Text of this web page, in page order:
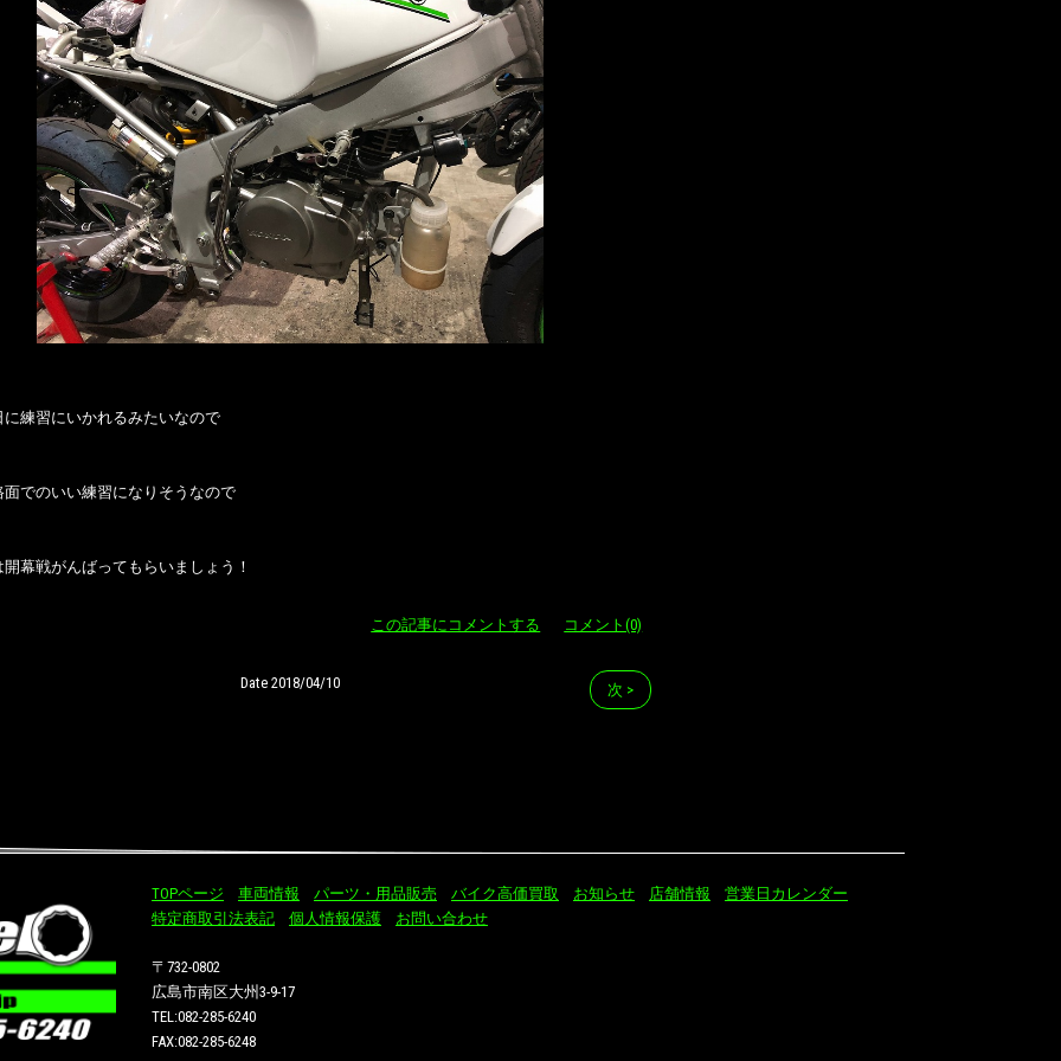
に練習にいかれるみたいなので
面でのいい練習になりそうなので
開幕戦がんばってもらいましょう！
この記事にコメントする コメント(0)
次 >
Date 2018/04/10
TOPページ 車両情報 パーツ・用品販売 バイク高価買取 お知らせ 店舗情報
営業日カレンダー
特定商取引法表記
個人情報保護 お問い合わせ
〒732-0802
広島市南区大州3-9-17
TEL:082-285-6240
FAX:082-285-6248